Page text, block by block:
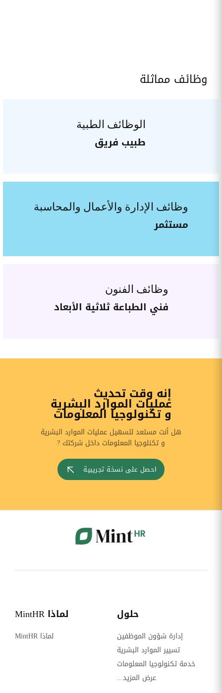
وظائف مماثلة
الوظائف الطبية
طبيب فريق
وظائف الإدارة والأعمال والمحاسبة
مستثمر
وظائف الفنون
فني الطباعة ثلاثية الأبعاد
إنه وقت تحديث
عمليات الموارد البشرية
و تكنولوجيا المعلومات
هل أنت مستعد لتسهيل عمليات الموارد البشرية
و تكنلوجيا المعلومات داخل شركتك ?
احصل على نسخة تجريبية
حلول
إدارة شؤون الموظفين
تسيير الموارد البشرية
خدمة تكنولوجيا المعلومات
عرض المزيد...
لماذا MintHR
لماذا MintHR